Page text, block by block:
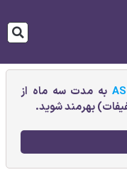
به مدت سه ماه از
بهرمند شوید.